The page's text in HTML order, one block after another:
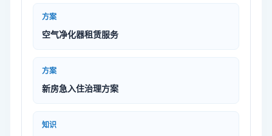
方案
空气净化器租赁服务
方案
新房急入住治理方案
知识